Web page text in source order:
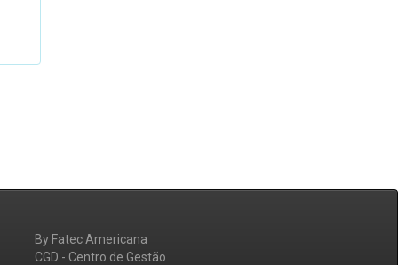
By Fatec Americana
CGD - Centro de Gestão